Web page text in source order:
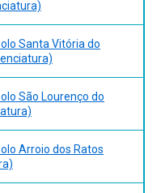
de Nietzsche à
da atualidade. Vol.
Santa Vitória do
São Lourenço do
Arroio dos Ratos